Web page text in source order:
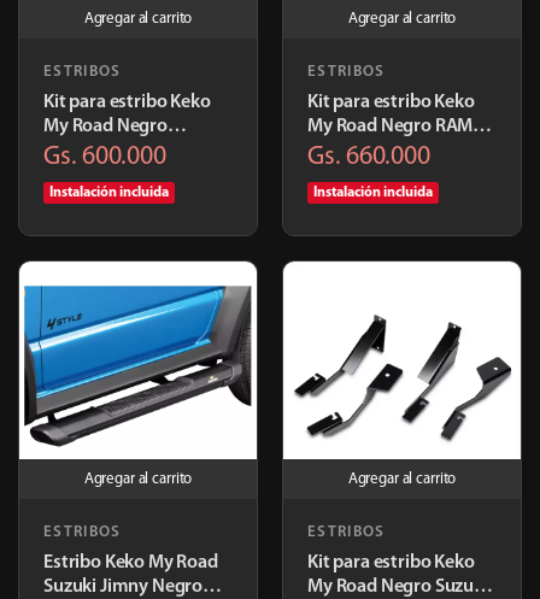
Agregar al carrito
ESTRIBOS
Kit para estribo Keko
My Road Negro
Chevrolet S10 2010+ |
Gs. 600.000
Instalación incluida
Agregar al carrito
ESTRIBOS
Kit para estribo Keko
My Road Negro RAM
2500 | K497
Gs. 660.000
Instalación incluida
Agregar al carrito
ESTRIBOS
Estribo Keko My Road
Suzuki Jimny Negro
Agregar al carrito
ESTRIBOS
Kit para estribo Keko
My Road Negro Suzuki